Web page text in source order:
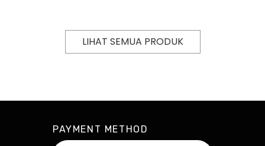
LIHAT SEMUA PRODUK
PAYMENT METHOD